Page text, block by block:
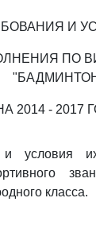
И
ПО
2014 - 2017
и условия
класса.